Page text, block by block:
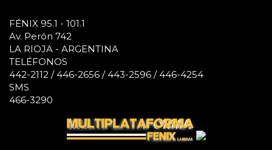
FÉNIX 95.1 - 101.1
Av. Perón 742
LA RIOJA - ARGENTINA
TELÉFONOS
442-2112 / 446-2656 / 443-2596 / 446-4254
SMS
466-3290